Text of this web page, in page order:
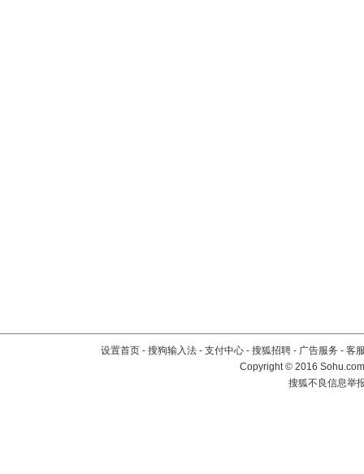
设置首页 - 搜狗输入法 - 支付中心 - 搜狐招聘 - 广告服务 - 客
Copyright©2016
搜狐不良信息举